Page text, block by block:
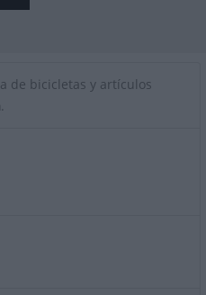
de bicicletas y artículos
.